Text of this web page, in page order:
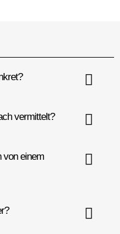
vermittelt?
von einem